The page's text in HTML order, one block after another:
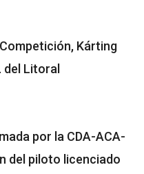
Kárting
del Litoral
por la CDA-ACA-
del piloto licenciado